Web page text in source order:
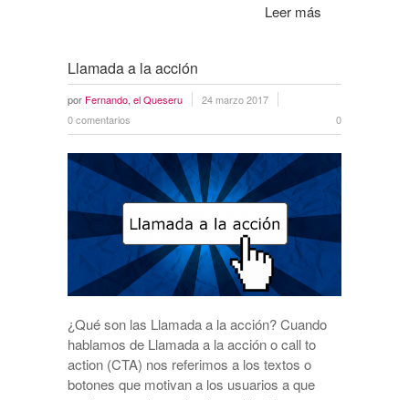
Leer más
Llamada a la acción
por Fernando, el Queseru
24 marzo 2017
0 comentarios
0
¿Qué son las Llamada a la acción? Cuando
hablamos de Llamada a la acción o call to
action (CTA) nos referimos a los textos o
botones que motivan a los usuarios a que